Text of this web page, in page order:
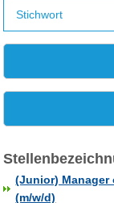
(Junior)
(m/w/d)